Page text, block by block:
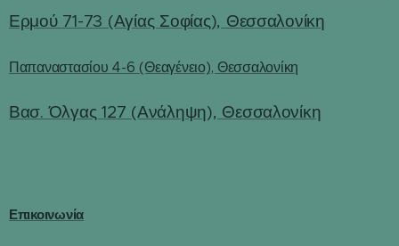
Ερμού 71-73 (Αγίας Σοφίας), Θεσσαλονίκη
Παπαναστασίου 4-6 (Θεαγένειο), Θεσσαλονίκη
Βασ. Όλγας 127 (Ανάληψη), Θεσσαλονίκη
Επικοινωνία